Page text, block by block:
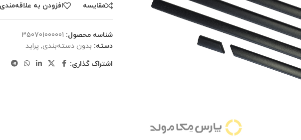
مقایسه افزودن به
شناسه محصول: ‎350701000001
دسته: بدون دسته‌بندی, پراید
اشتراک گذاری: